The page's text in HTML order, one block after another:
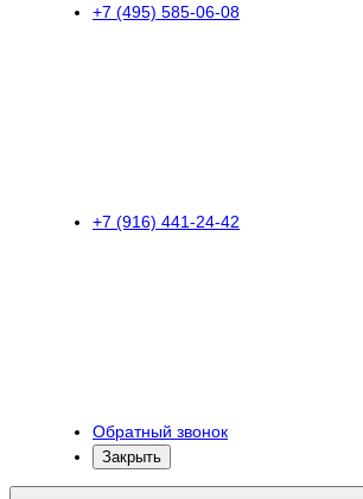
+7 (495) 585-06-08
+7 (916) 441-24-42
Обратный звонок
Закрыть